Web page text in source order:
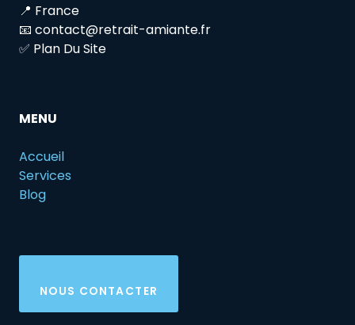
📍 France
📧 contact@retrait-amiante.fr
✅ Plan Du Site
MENU
Accueil
Services
Blog
NOUS CONTACTER